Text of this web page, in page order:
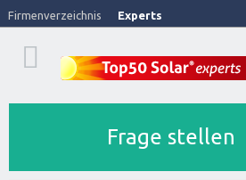
Firmenverzeichnis Experts
Frage stellen